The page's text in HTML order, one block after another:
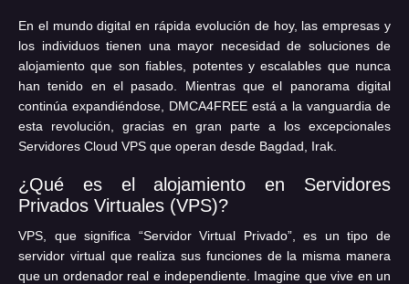
En el mundo digital en rápida evolución de hoy, las empresas y
los individuos tienen una mayor necesidad de soluciones de
alojamiento que son fiables, potentes y escalables que nunca
han tenido en el pasado. Mientras que el panorama digital
continúa expandiéndose, DMCA4FREE está a la vanguardia de
esta revolución, gracias en gran parte a los excepcionales
Servidores Cloud VPS que operan desde Bagdad, Irak.
¿Qué es el alojamiento en Servidores
Privados Virtuales (VPS)?
VPS, que significa “Servidor Virtual Privado”, es un tipo de
servidor virtual que realiza sus funciones de la misma manera
que un ordenador real e independiente. Imagine que vive en un